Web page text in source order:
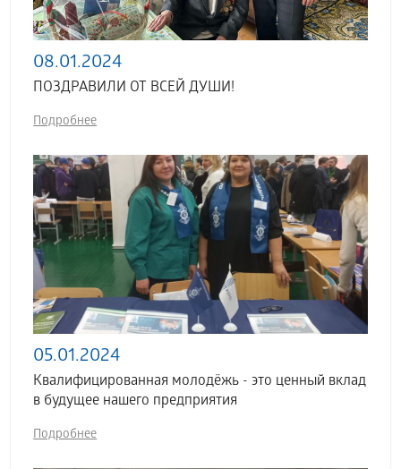
08.01.2024
ПОЗДРАВИЛИ ОТ ВСЕЙ ДУШИ!
Подробнее
05.01.2024
Квалифицированная молодёжь - это ценный вклад
в будущее нашего предприятия
Подробнее